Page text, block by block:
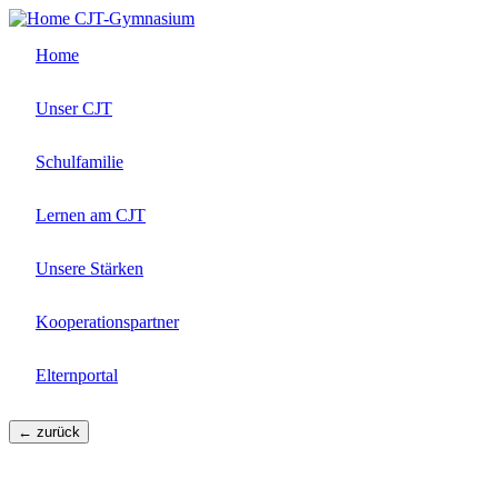
Direkt
Inhalt
CJT-Gymnasium
Home
Unser CJT
Schulfamilie
Lernen am CJT
Unsere Stärken
Kooperationspartner
Elternportal
← zurück